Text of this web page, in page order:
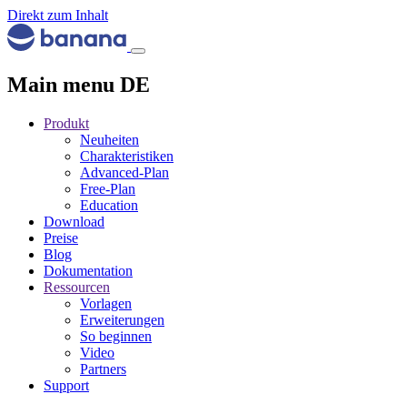
Direkt zum Inhalt
Main menu DE
Produkt
Neuheiten
Charakteristiken
Advanced-Plan
Free-Plan
Education
Download
Preise
Blog
Dokumentation
Ressourcen
Vorlagen
Erweiterungen
So beginnen
Video
Partners
Support